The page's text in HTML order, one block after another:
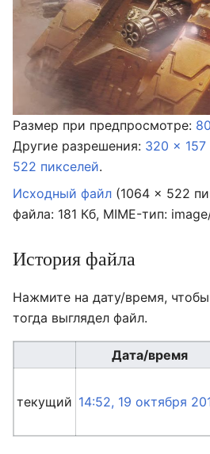
Размер при предпросмотре:
Другие разрешения: 320 × 157
522 пикселей.
Исходный файл (1064 × 522
файла: 181 Кб, MIME-тип:
История файла
Нажмите на дату/время,
тогда выглядел файл.
Дата/время
текущий 14:52, 19 октября